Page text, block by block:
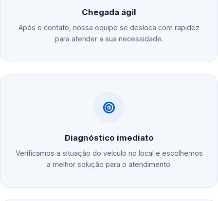
Chegada ágil
Após o contato, nossa equipe se desloca com rapidez
para atender a sua necessidade.
Diagnóstico imediato
Verificamos a situação do veículo no local e escolhemos
a melhor solução para o atendimento.